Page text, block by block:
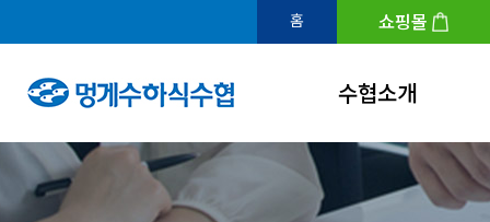
홈 쇼핑몰
수협소개
인사말
연혁